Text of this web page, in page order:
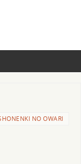
NO OWARI